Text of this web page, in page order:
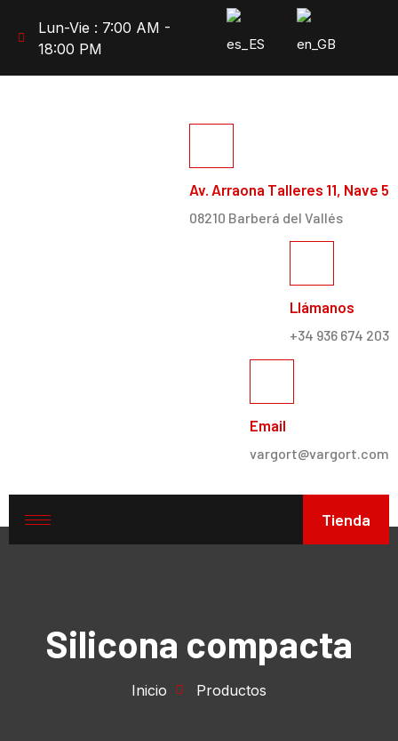
Lun-Vie : 7:00 AM -
18:00 PM
Av. Arraona Talleres 11, Nave 5
08210 Barberá del Vallés
Llámanos
+34 936 674 203
Email
vargort@vargort.com
Tienda
Silicona compacta
Inicio Productos